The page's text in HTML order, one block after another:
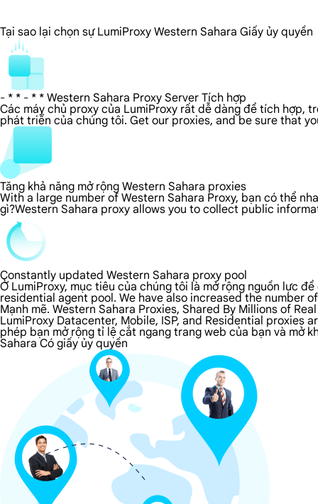
Tại sao lại chọn sự LumiProxy Western Sahara Giấy ủy quyền
- * * - * * Western Sahara Proxy Server Tích hợp
Các máy chủ proxy của LumiProxy rất dễ dàng để tích hợp,
phát triển của chúng tôi. Get our proxies, and be sure that
Tăng khả năng mở rộng Western Sahara proxies
With a large number of Western Sahara Proxy, bạn có thể
gì?Western Sahara proxy allows you to collect public
Constantly updated Western Sahara proxy pool
Ở LumiProxy, mục tiêu của chúng tôi là mở rộng nguồn lực
residential agent pool. We have also increased the number
Mạnh mẽ. Western Sahara Proxies, Shared By Millions of
LumiProxy Datacenter, Mobile, ISP, and Residential proxies
phép bạn mở rộng tỉ lệ cắt ngang trang web của bạn và mở
Sahara Có giấy ủy quyền